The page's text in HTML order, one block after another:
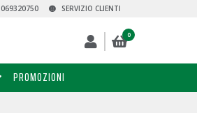
SERVIZIO CLIENTI
069320750
0
PROMOZIONI